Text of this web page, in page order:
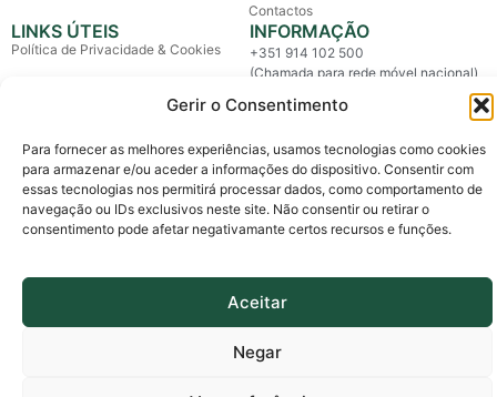
Gerir o Consentimento
Para fornecer as melhores experiências, usamos tecnologias como cookies
para armazenar e/ou aceder a informações do dispositivo. Consentir com
essas tecnologias nos permitirá processar dados, como comportamento de
navegação ou IDs exclusivos neste site. Não consentir ou retirar o
consentimento pode afetar negativamante certos recursos e funções.
Aceitar
Negar
Contactos
LINKS ÚTEIS
Política de Privacidade & Cookies
Litígios de Consumo
Livro de Reclamações
INFORMAÇÃO
+351 914 102 500
(Chamada para rede móvel nacional)
info@boxaway.pt